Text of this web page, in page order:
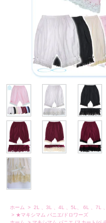
ホーム > 2L 、3L 、4L 、5L、 6L 、7L
> ★マキシマム パニエ/ドロワーズ